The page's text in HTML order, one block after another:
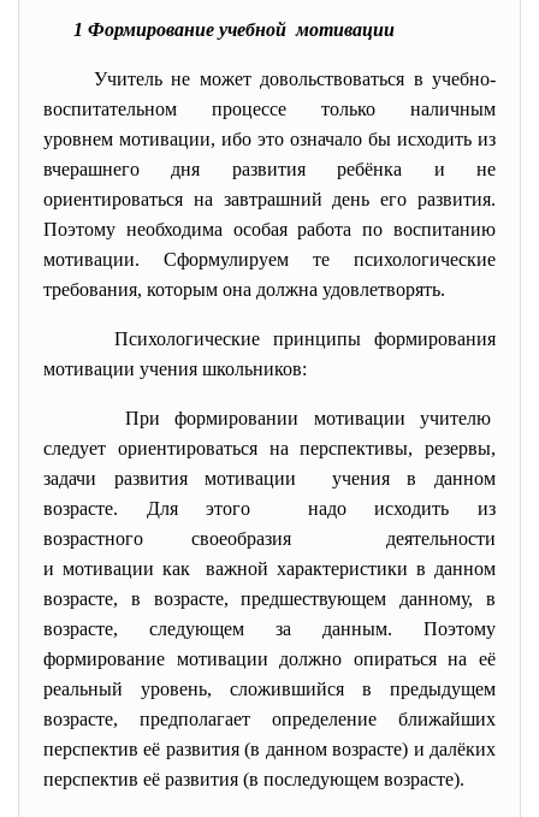
1 Формирование учебной мотивации
Учитель не может довольствоваться в учебно-
воспитательном процессе только наличным
уровнем мотивации, ибо это означало бы исходить из
вчерашнего дня развития ребёнка и не
ориентироваться на завтрашний день его развития.
Поэтому необходима особая работа по воспитанию
мотивации. Сформулируем те психологические
требования, которым она должна удовлетворять.
Психологические принципы формирования
мотивации учения школьников:
При формировании мотивации учителю
следует ориентироваться на перспективы, резервы,
задачи развития мотивации учения в данном
возрасте. Для этого надо исходить из
возрастного своеобразия деятельности
и мотивации как важной характеристики в данном
возрасте, в возрасте, предшествующем данному, в
возрасте, следующем за данным. Поэтому
формирование мотивации должно опираться на её
реальный уровень, сложившийся в предыдущем
возрасте, предполагает определение ближайших
перспектив её развития (в данном возрасте) и далёких
перспектив её развития (в последующем возрасте).